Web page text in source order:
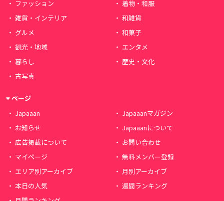
ファッション
着物・和服
雑貨・インテリア
和雑貨
グルメ
和菓子
観光・地域
エンタメ
暮らし
歴史・文化
古写真
ページ
Japaaan
Japaaanマガジン
お知らせ
Japaaanについて
広告掲載について
お問い合わせ
マイページ
無料メンバー登録
エリア別アーカイブ
月別アーカイブ
本日の人気
週間ランキング